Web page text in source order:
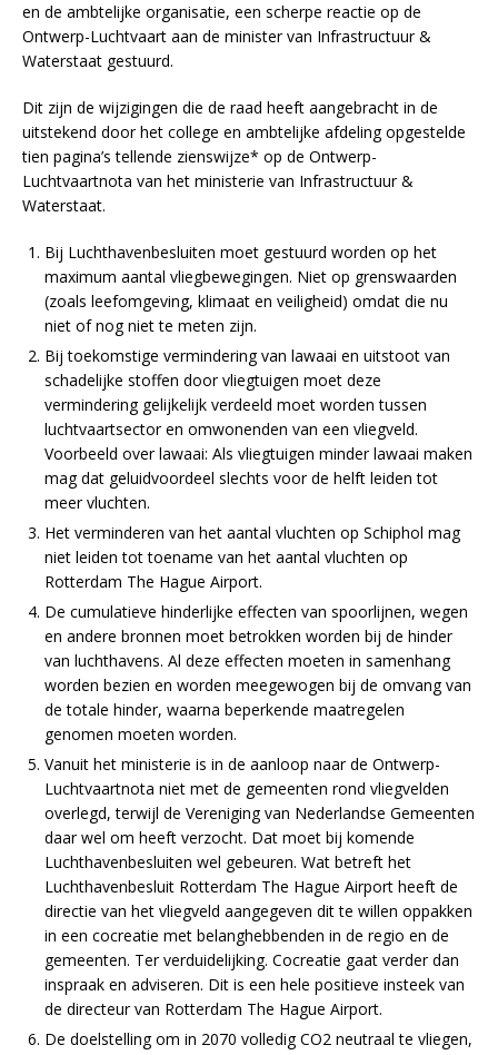
en de ambtelijke organisatie, een scherpe reactie op de
Ontwerp-Luchtvaart aan de minister van Infrastructuur &
Waterstaat gestuurd.
Dit zijn de wijzigingen die de raad heeft aangebracht in de
uitstekend door het college en ambtelijke afdeling opgestelde
tien pagina’s tellende zienswijze* op de Ontwerp-
Luchtvaartnota van het ministerie van Infrastructuur &
Waterstaat.
Bij Luchthavenbesluiten moet gestuurd worden op het
maximum aantal vliegbewegingen. Niet op grenswaarden
(zoals leefomgeving, klimaat en veiligheid) omdat die nu
niet of nog niet te meten zijn.
Bij toekomstige vermindering van lawaai en uitstoot van
schadelijke stoffen door vliegtuigen moet deze
vermindering gelijkelijk verdeeld moet worden tussen
luchtvaartsector en omwonenden van een vliegveld.
Voorbeeld over lawaai: Als vliegtuigen minder lawaai maken
mag dat geluidvoordeel slechts voor de helft leiden tot
meer vluchten.
Het verminderen van het aantal vluchten op Schiphol mag
niet leiden tot toename van het aantal vluchten op
Rotterdam The Hague Airport.
De cumulatieve hinderlijke effecten van spoorlijnen, wegen
en andere bronnen moet betrokken worden bij de hinder
van luchthavens. Al deze effecten moeten in samenhang
worden bezien en worden meegewogen bij de omvang van
de totale hinder, waarna beperkende maatregelen
genomen moeten worden.
Vanuit het ministerie is in de aanloop naar de Ontwerp-
Luchtvaartnota niet met de gemeenten rond vliegvelden
overlegd, terwijl de Vereniging van Nederlandse Gemeenten
daar wel om heeft verzocht. Dat moet bij komende
Luchthavenbesluiten wel gebeuren. Wat betreft het
Luchthavenbesluit Rotterdam The Hague Airport heeft de
directie van het vliegveld aangegeven dit te willen oppakken
in een cocreatie met belanghebbenden in de regio en de
gemeenten. Ter verduidelijking. Cocreatie gaat verder dan
inspraak en adviseren. Dit is een hele positieve insteek van
de directeur van Rotterdam The Hague Airport.
De doelstelling om in 2070 volledig CO2 neutraal te vliegen,